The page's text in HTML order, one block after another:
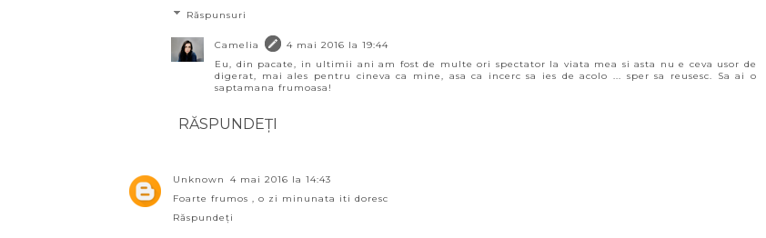
Răspunsuri
Camelia
4 mai 2016 la 19:44
Eu, din pacate, in ultimii ani am fost de multe ori spectator la viata mea si asta nu e ceva usor de
digerat, mai ales pentru cineva ca mine, asa ca incerc sa ies de acolo ... sper sa reusesc. Sa ai o
saptamana frumoasa!
RĂSPUNDEȚI
Unknown
4 mai 2016 la 14:43
Foarte frumos , o zi minunata iti doresc
Răspundeți